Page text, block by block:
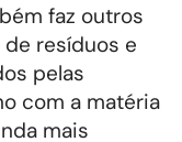
faz outros
resíduos e
pelas
com a matéria
mais